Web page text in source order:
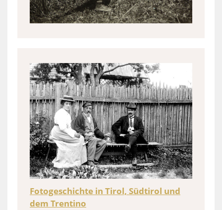
Fotogeschichte in Tirol, Südtirol und
dem Trentino